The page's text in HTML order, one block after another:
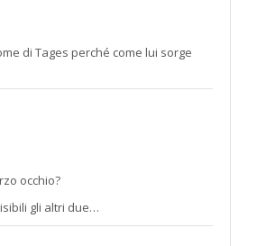
di Tages perché come lui sorge
occhio?
gli altri due…